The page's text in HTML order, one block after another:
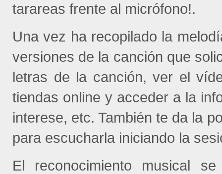
tarareas frente al micrófono!.
Una vez ha recopilado la
versiones de la canción que
letras de la canción, ver el
tiendas online y acceder a la
interese, etc. También te da la
para escucharla iniciando la
El reconocimiento musical